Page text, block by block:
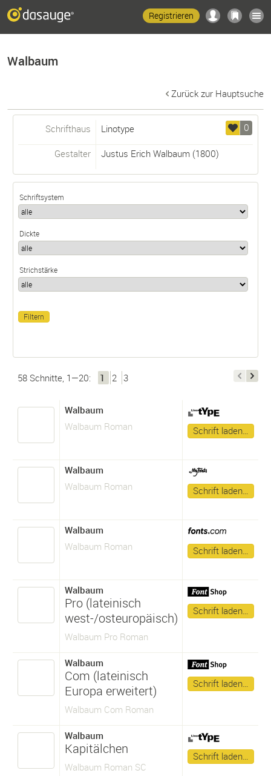
Registrieren
Walbaum
Zurück zur Hauptsuche
0
Schrifthaus Linotype
Gestalter Justus Erich Walbaum(1800)
Schriftsystem
Dickte
Strichstärke
58 Schnitte, 1—20: 1 2 3
Walbaum
Walbaum Roman
Schrift laden…
Walbaum
Walbaum Roman
Schrift laden…
Walbaum
Walbaum Roman
Schrift laden…
Walbaum
Pro (lateinisch
west-/osteuropäisch)
Walbaum Pro Roman
Schrift laden…
Walbaum
Com (lateinisch
Europa erweitert)
Walbaum Com Roman
Schrift laden…
Walbaum
Kapitälchen
Walbaum Roman SC
Schrift laden…